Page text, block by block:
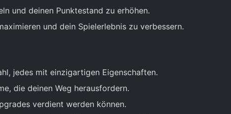
und deinen Punktestand zu erhöhen.
und dein Spielerlebnis zu verbessern.
jedes mit einzigartigen Eigenschaften.
die deinen Weg herausfordern.
verdient werden können.